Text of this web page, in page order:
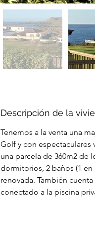
Descripción de la
Tenemos a la venta una
Golf y con
una parcela de 360m2 de
dormitorios, 2 baños (1
renovada. También
conectado a la piscina